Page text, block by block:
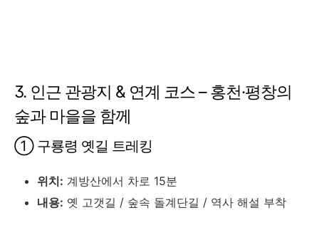
3. 인근 관광지 & 연계 코스 – 홍천·평창의
숲과 마을을 함께
① 구룡령 옛길 트레킹
위치: 계방산에서 차로 15분
내용: 옛 고갯길 / 숲속 돌계단길 / 역사 해설 부착